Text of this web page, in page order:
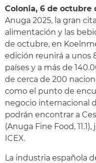
Colonia, 6 de octubre
Anuga 2025, la gran
alimentación y las
de octubre, en
edición reunirá a unos
países y a más de
de cerca de 200
como el punto de
negocio internacional
podrán encontrar a
(Anuga Fine Food,
ICEX.
La industria española